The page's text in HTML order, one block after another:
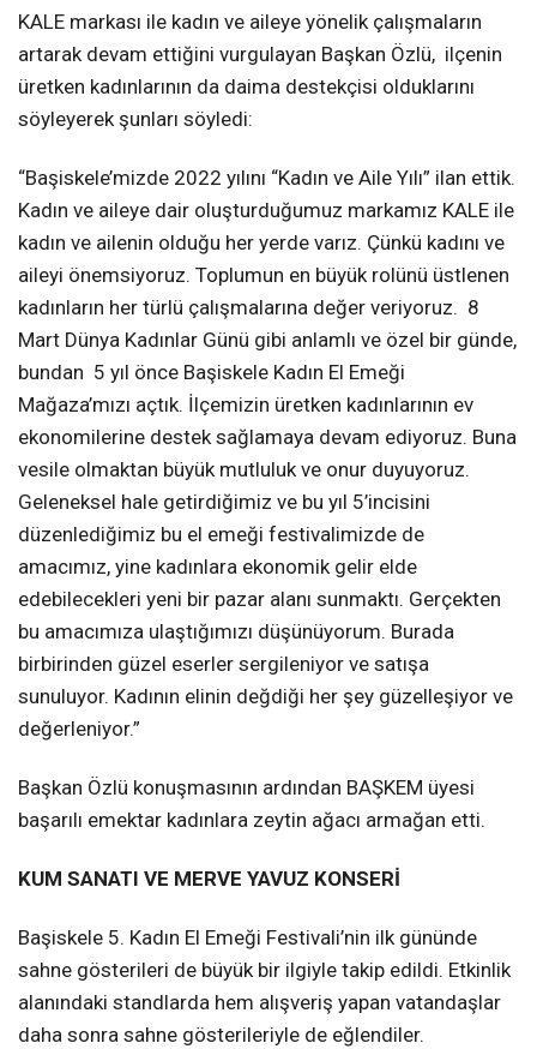
KALE markası ile kadın ve aileye yönelik çalışmaların
artarak devam ettiğini vurgulayan Başkan Özlü, ilçenin
üretken kadınlarının da daima destekçisi olduklarını
söyleyerek şunları söyledi:
“Başiskele’mizde 2022 yılını “Kadın ve Aile Yılı” ilan ettik.
Kadın ve aileye dair oluşturduğumuz markamız KALE ile
kadın ve ailenin olduğu her yerde varız. Çünkü kadını ve
aileyi önemsiyoruz. Toplumun en büyük rolünü üstlenen
kadınların her türlü çalışmalarına değer veriyoruz. 8
Mart Dünya Kadınlar Günü gibi anlamlı ve özel bir günde,
bundan 5 yıl önce Başiskele Kadın El Emeği
Mağaza’mızı açtık. İlçemizin üretken kadınlarının ev
ekonomilerine destek sağlamaya devam ediyoruz. Buna
vesile olmaktan büyük mutluluk ve onur duyuyoruz.
Geleneksel hale getirdiğimiz ve bu yıl 5’incisini
düzenlediğimiz bu el emeği festivalimizde de
amacımız, yine kadınlara ekonomik gelir elde
edebilecekleri yeni bir pazar alanı sunmaktı. Gerçekten
bu amacımıza ulaştığımızı düşünüyorum. Burada
birbirinden güzel eserler sergileniyor ve satışa
sunuluyor. Kadının elinin değdiği her şey güzelleşiyor ve
değerleniyor.”
Başkan Özlü konuşmasının ardından BAŞKEM üyesi
başarılı emektar kadınlara zeytin ağacı armağan etti.
KUM SANATI VE MERVE YAVUZ KONSERİ
Başiskele 5. Kadın El Emeği Festivali’nin ilk gününde
sahne gösterileri de büyük bir ilgiyle takip edildi. Etkinlik
alanındaki standlarda hem alışveriş yapan vatandaşlar
daha sonra sahne gösterileriyle de eğlendiler.